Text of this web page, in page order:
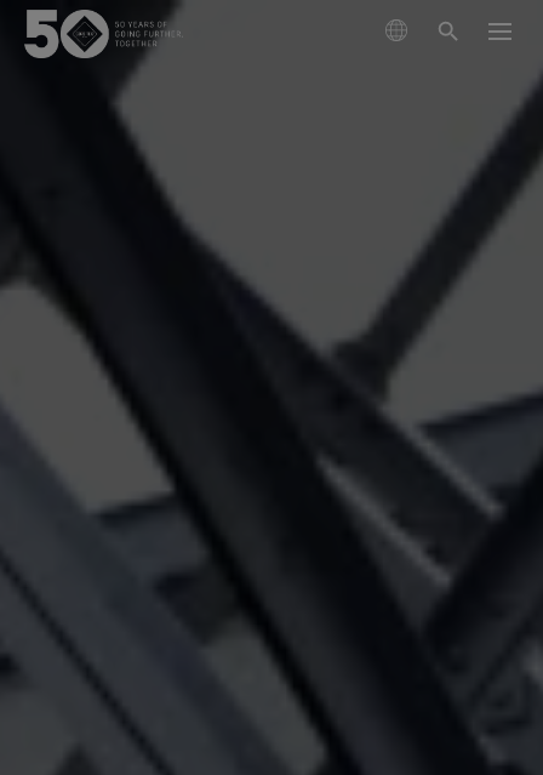
アウターウェア
フットウェア
グローブ＆アクセサリー
ハイキング
ランニング
スキー ＆ スノーボード
ライフスタイル
全てのアクティビティ
ライフスタイル向け
GORE‑TEX® プロダクト
テクノロジー
GORE‑TEX® メンブレン
次世代GORE‑TEX®プロダクト
アウターウェア
フットウェア
バーチャルラボツアー
GORE‑TEX® プロダクト
防水性を必要とするあなたへ
WINDSTOPPER® プロダクト by GORE‑TEX LABS®
快適性を優先するあなたへ
GORE‑TEX® ガーメント
GORE‑TEX® PRO ガーメント
WINDSTOPPER® プロダクト by GORE‑TEX LABS®
全てのアウターウェアテクノロジー
GORE‑TEX® フットウェア
GORE‑TEX® SURROUND® フットウェア
GORE‑TEX® Invisible Fit フットウェア
GORE‑TEX® グローブ
WINDSTOPPER® ストレッチ グローブ by GORE‑TEX
LABS®
WINDSTOPPER® グローブ by GORE‑TEX LABS®
全てのグローブテクノロジー
サステナビリティ
責任あるパフォーマンス
科学に基づくイノベーションを通じた責任ある行動
長持ちするプロダクト
科学に基づくイノベーション
耐久性と長持ちさせることの価値
耐久性がアウトドア業界で注目されるテーマとなった
背景をご紹介します。
私たちについて
50周年を祝う
厳選されたアーカイブ年表をご覧ください。
私たちについて
コラム
Breaking Trails 動画シリーズ
パートナーブランド
お手入れ＆サポート
お手入れ方法
DWR（耐久撥水）
お問い合わせ